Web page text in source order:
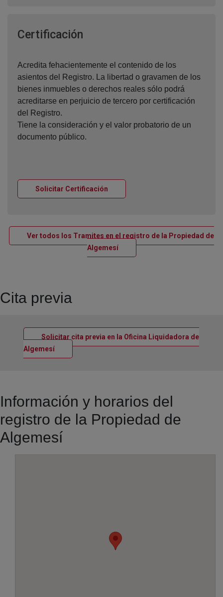
Certificación
Acredita fehacientemente el contenido de los
asientos del Registro. La libertad o gravamen de los
bienes inmuebles o derechos reales sólo podrá
acreditarse en perjuicio de tercero por certificación
del Registro.
Tiene la consideración y el valor probatorio de un
documento público.
Solicitar Certificación
Ver todos los Tramites en el registro de la Propiedad de
AlgemesíVentana nueva
Cita previa
Solicitar cita previa en la Oficina Liquidadora de
AlgemesíVentana nueva
Información y horarios del
registro de la Propiedad de
Algemesí